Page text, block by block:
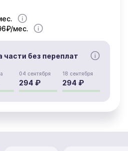
мес.
части без переплат
04 сентября
294 ₽
18 сентября
294 ₽